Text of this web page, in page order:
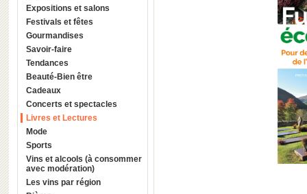
Expositions et salons
Festivals et fêtes
Gourmandises
Savoir-faire
Tendances
Beauté-Bien être
Cadeaux
Concerts et spectacles
Livres et Lectures
Mode
Sports
Vins et alcools (à consommer
avec modération)
Les vins par région